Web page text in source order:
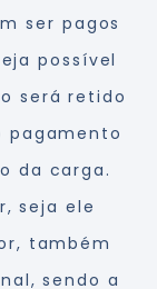
ser pagos
possível
será retido
pagamento
da carga.
seja ele
também
sendo a